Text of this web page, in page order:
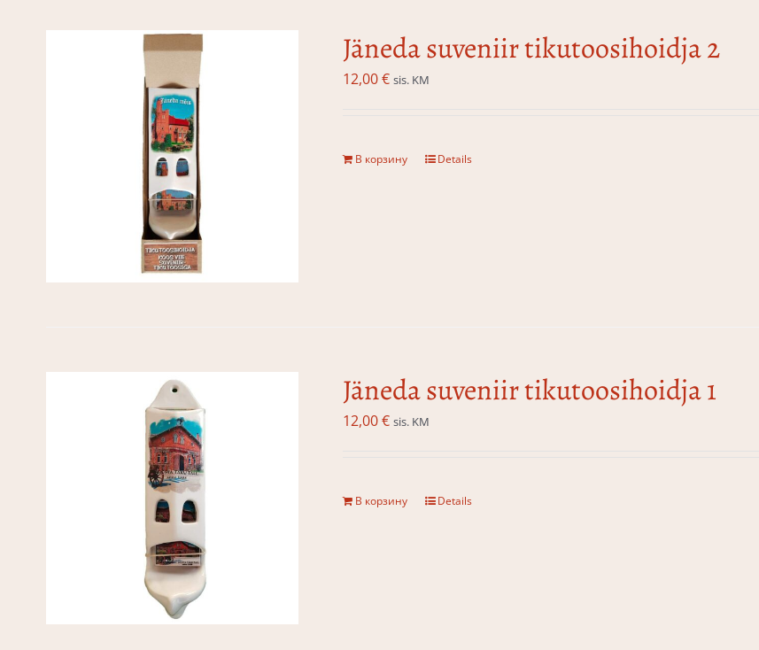
Jäneda suveniir tikutoosihoidja 2
12,00€ sis. KM
В корзину Details
Jäneda suveniir tikutoosihoidja 1
12,00€ sis. KM
В корзину Details